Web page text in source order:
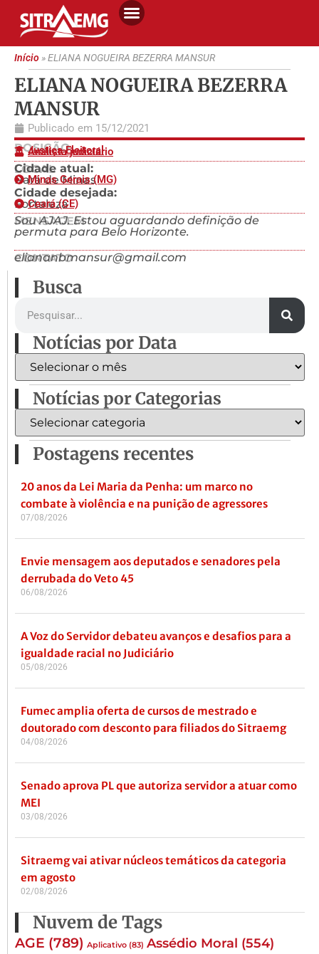
Início»ELIANA NOGUEIRA BEZERRA MANSUR
ELIANA NOGUEIRA BEZERRA
MANSUR
Publicado em 15/12/2021
POSIÇÃO
Justiça Eleitoral
Analista judiciário
LOCAL
Cidade atual:
Pará de Minas
Minas Gerais (MG)
Cidade desejada:
Fortaleza
Ceará (CE)
MENSAGEM
Sou AJAJ. Estou aguardando definição de
permuta para Belo Horizonte.
CONTATO
eliananbmansur@gmail.com
Busca
Notícias por Data
Notícias por Categorias
Postagens recentes
20 anos da Lei Maria da Penha: um marco no
combate à violência e na punição de agressores
07/08/2026
Envie mensagem aos deputados e senadores pela
derrubada do Veto 45
06/08/2026
A Voz do Servidor debateu avanços e desafios para a
igualdade racial no Judiciário
05/08/2026
Fumec amplia oferta de cursos de mestrado e
doutorado com desconto para filiados do Sitraemg
04/08/2026
Senado aprova PL que autoriza servidor a atuar como
MEI
03/08/2026
Sitraemg vai ativar núcleos temáticos da categoria
em agosto
02/08/2026
Nuvem de Tags
AGE (789) Aplicativo (83) Assédio Moral (554)